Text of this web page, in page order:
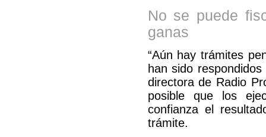
No se puede
ganas
“Aún hay trámites
han sido
directora de Radio
posible que los
confianza el
trámite.